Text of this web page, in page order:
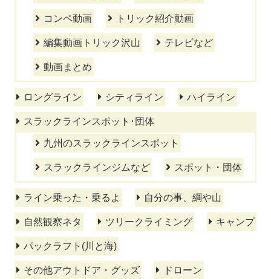
コンペ動画 トリック紹介動画
編集動画トリック沢山 テレビなど
動画まとめ
ロングライン シティライン ハイライン
スラックラインスポット･団体
九州のスラックラインスポット
スラックラインジムなど スポット・団体
ライン乗った・乗るよ 自分の事、綱や山
自然観察ネタ ツリークライミング キャンプ
パックラフト(川と海)
その他アウトドア・グッズ ドローン